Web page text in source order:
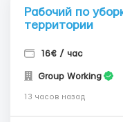
Рабочий по
территории
16€ / час
Group Working
13 часов назад